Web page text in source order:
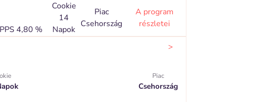
4,80 %
Cookie
14
Napok
Piac
Csehország
A program
részletei
>
Piac
Csehország